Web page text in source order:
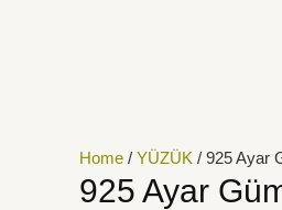
Home / YÜZÜK / 925 Ayar
925 Ayar
Taşlı
Erkek